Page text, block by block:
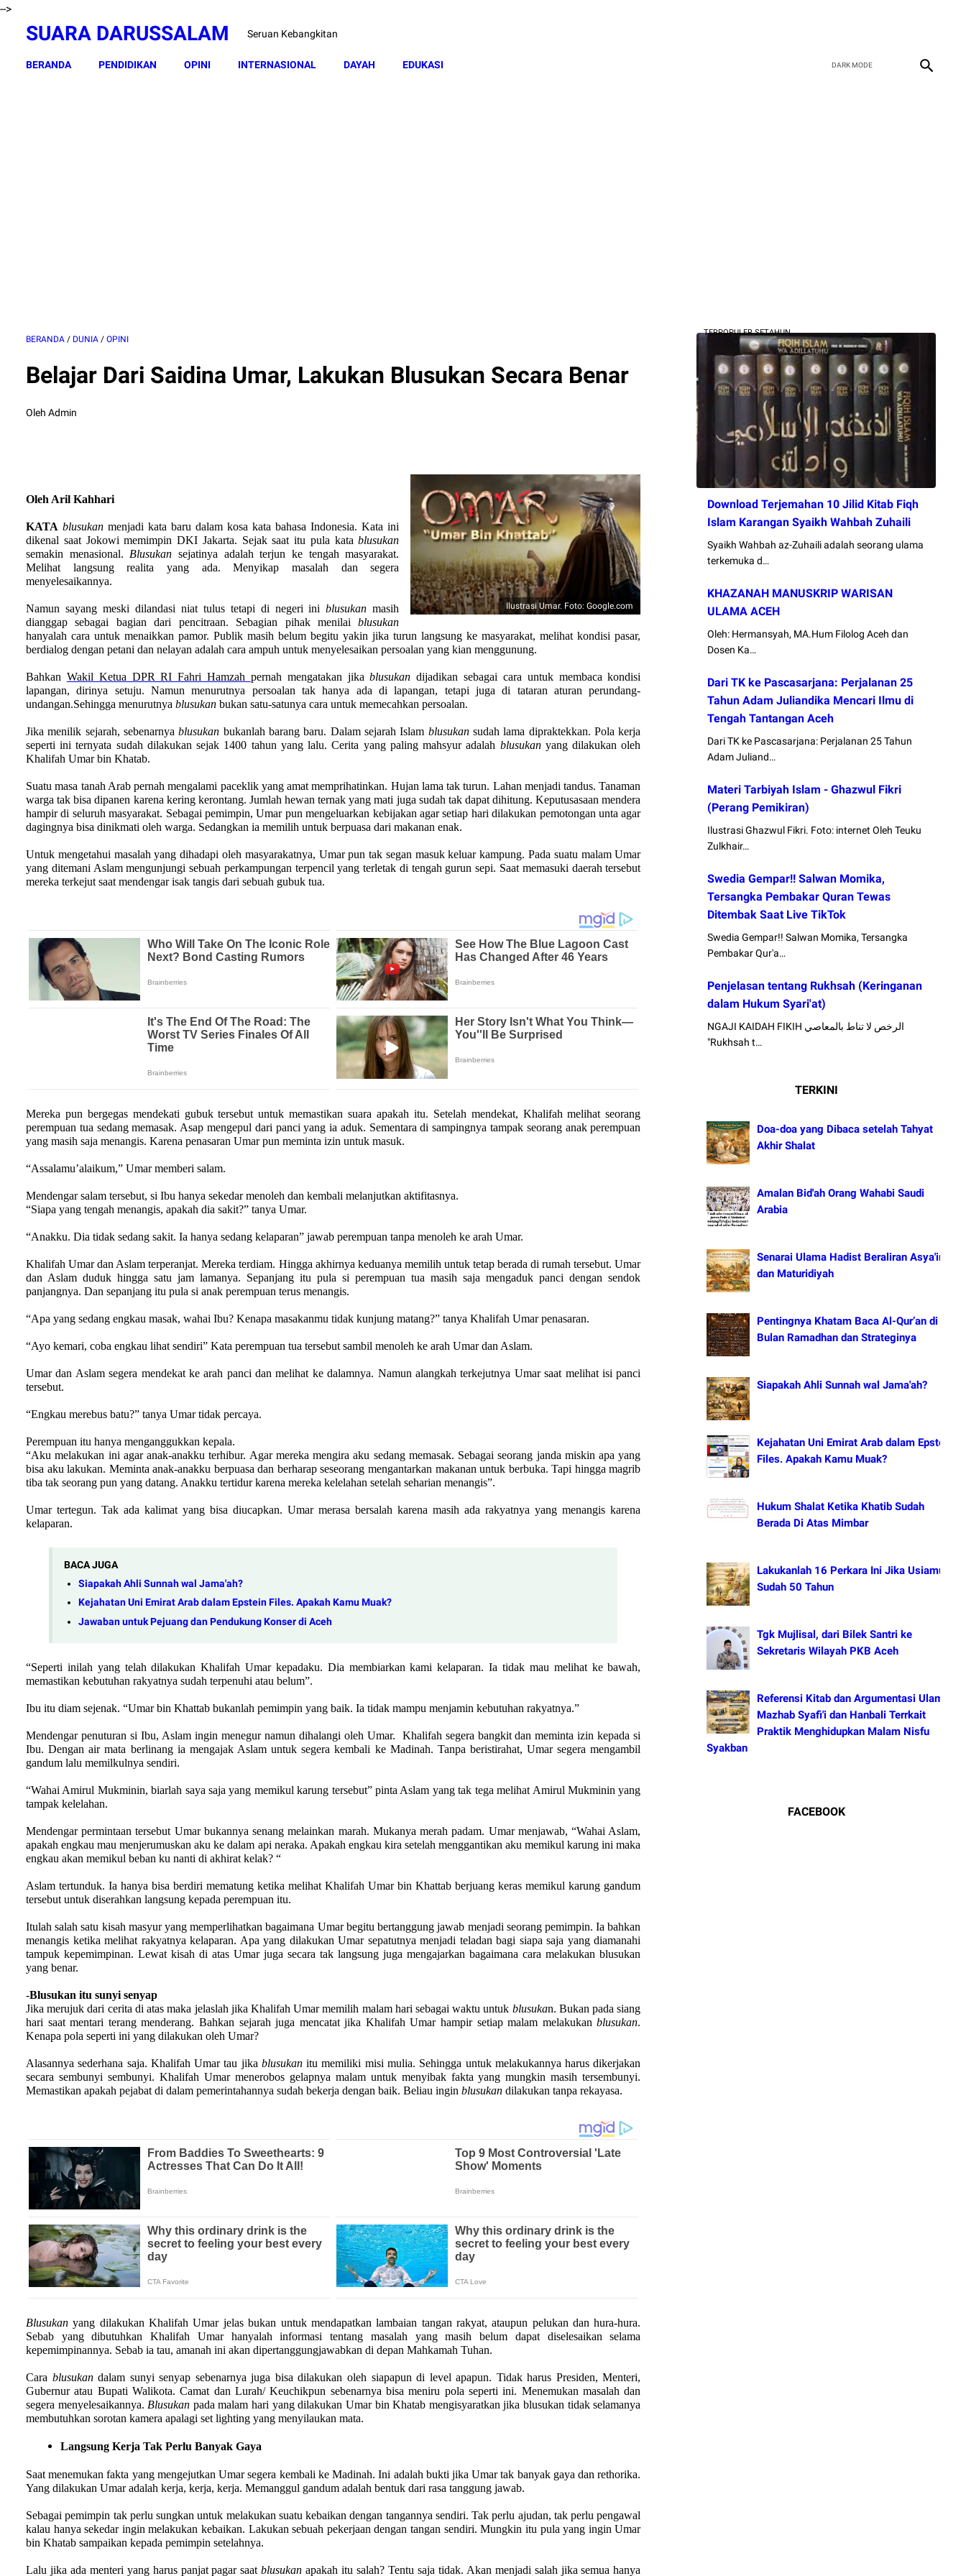
-->
SUARA DARUSSALAM Seruan Kebangkitan
BERANDA PENDIDIKAN OPINI INTERNASIONAL DAYAH EDUKASI
BERANDA / DUNIA / OPINI
Belajar Dari Saidina Umar, Lakukan Blusukan Secara Benar
Oleh Admin
Ilustrasi Umar. Foto: Google.com
Oleh Aril Kahhari
KATA blusukan menjadi kata baru dalam kosa kata bahasa Indonesia. Kata ini
dikenal saat Jokowi memimpin DKI Jakarta. Sejak saat itu pula katablusukan
semakin menasional. Blusukansejatinya adalah terjun ke tengah masyarakat.
Melihat langsung realita yang ada. Menyikap masalah dan segera
menyelesaikannya.
Namun sayang meski dilandasi niat tulus tetapi di negeri iniblusukan masih
dianggap sebagai bagian dari pencitraan. Sebagian pihak menilaiblusukan
hanyalah cara untuk menaikkan pamor. Publik masih belum begitu yakin jika turun langsung ke masyarakat, melihat kondisi pasar,
berdialog dengan petani dan nelayan adalah cara ampuh untuk menyelesaikan persoalan yang kian menggunung.
Bahkan Wakil Ketua DPR RI Fahri Hamzah pernah mengatakan jikablusukan dijadikan sebagai cara untuk membaca kondisi
lapangan, dirinya setuju. Namun menurutnya persoalan tak hanya ada di lapangan, tetapi juga di tataran aturan perundang-
undangan.Sehingga menurutnya blusukan bukan satu-satunya cara untuk memecahkan persoalan.
Jika menilik sejarah, sebenarnyablusukan bukanlah barang baru. Dalam sejarah Islam blusukansudah lama dipraktekkan. Pola kerja
seperti ini ternyata sudah dilakukan sejak 1400 tahun yang lalu. Cerita yang paling mahsyur adalah blusukan yang dilakukan oleh
Khalifah Umar bin Khatab.
Suatu masa tanah Arab pernah mengalami paceklik yang amat memprihatinkan. Hujan lama tak turun. Lahan menjadi tandus. Tanaman
warga tak bisa dipanen karena kering kerontang. Jumlah hewan ternak yang mati juga sudah tak dapat dihitung. Keputusasaan mendera
hampir di seluruh masyarakat. Sebagai pemimpin, Umar pun mengeluarkan kebijakan agar setiap hari dilakukan pemotongan unta agar
dagingnya bisa dinikmati oleh warga. Sedangkan ia memilih untuk berpuasa dari makanan enak.
Untuk mengetahui masalah yang dihadapi oleh masyarakatnya, Umar pun tak segan masuk keluar kampung. Pada suatu malam Umar
yang ditemani Aslam mengunjungi sebuah perkampungan terpencil yang terletak di tengah gurun sepi. Saat memasuki daerah tersebut
mereka terkejut saat mendengar isak tangis dari sebuah gubuk tua.
Mereka pun bergegas mendekati gubuk tersebut untuk memastikan suara apakah itu. Setelah mendekat, Khalifah melihat seorang
perempuan tua sedang memasak. Asap mengepul dari panci yang ia aduk. Sementara di sampingnya tampak seorang anak perempuan
yang masih saja menangis. Karena penasaran Umar pun meminta izin untuk masuk.
“Assalamu’alaikum,” Umar memberi salam.
Mendengar salam tersebut, si Ibu hanya sekedar menoleh dan kembali melanjutkan aktifitasnya.
“Siapa yang tengah menangis, apakah dia sakit?” tanya Umar.
“Anakku. Dia tidak sedang sakit. Ia hanya sedang kelaparan” jawab perempuan tanpa menoleh ke arah Umar.
Khalifah Umar dan Aslam terperanjat. Mereka terdiam. Hingga akhirnya keduanya memilih untuk tetap berada di rumah tersebut. Umar
dan Aslam duduk hingga satu jam lamanya. Sepanjang itu pula si perempuan tua masih saja mengaduk panci dengan sendok
panjangnya. Dan sepanjang itu pula si anak perempuan terus menangis.
“Apa yang sedang engkau masak, wahai Ibu? Kenapa masakanmu tidak kunjung matang?” tanya Khalifah Umar penasaran.
“Ayo kemari, coba engkau lihat sendiri” Kata perempuan tua tersebut sambil menoleh ke arah Umar dan Aslam.
Umar dan Aslam segera mendekat ke arah panci dan melihat ke dalamnya. Namun alangkah terkejutnya Umar saat melihat isi panci
tersebut.
“Engkau merebus batu?” tanya Umar tidak percaya.
Perempuan itu hanya menganggukkan kepala.
“Aku melakukan ini agar anak-anakku terhibur. Agar mereka mengira aku sedang memasak. Sebagai seorang janda miskin apa yang
bisa aku lakukan. Meminta anak-anakku berpuasa dan berharap seseorang mengantarkan makanan untuk berbuka. Tapi hingga magrib
tiba tak seorang pun yang datang. Anakku tertidur karena mereka kelelahan setelah seharian menangis”.
Umar tertegun. Tak ada kalimat yang bisa diucapkan. Umar merasa bersalah karena masih ada rakyatnya yang menangis karena
kelaparan.
BACA JUGA
Siapakah Ahli Sunnah wal Jama'ah?
Kejahatan Uni Emirat Arab dalam Epstein Files. Apakah Kamu Muak?
Jawaban untuk Pejuang dan Pendukung Konser di Aceh
“Seperti inilah yang telah dilakukan Khalifah Umar kepadaku. Dia membiarkan kami kelaparan. Ia tidak mau melihat ke bawah,
memastikan kebutuhan rakyatnya sudah terpenuhi atau belum”.
Ibu itu diam sejenak. “Umar bin Khattab bukanlah pemimpin yang baik. Ia tidak mampu menjamin kebutuhan rakyatnya.”
Mendengar penuturan si Ibu, Aslam ingin menegur namun dihalangi oleh Umar. Khalifah segera bangkit dan meminta izin kepada si
Ibu. Dengan air mata berlinang ia mengajak Aslam untuk segera kembali ke Madinah. Tanpa beristirahat, Umar segera mengambil
gandum lalu memilkulnya sendiri.
“Wahai Amirul Mukminin, biarlah saya saja yang memikul karung tersebut” pinta Aslam yang tak tega melihat Amirul Mukminin yang
tampak kelelahan.
Mendengar permintaan tersebut Umar bukannya senang melainkan marah. Mukanya merah padam. Umar menjawab, “Wahai Aslam,
apakah engkau mau menjerumuskan aku ke dalam api neraka. Apakah engkau kira setelah menggantikan aku memikul karung ini maka
engkau akan memikul beban ku nanti di akhirat kelak? “
Aslam tertunduk. Ia hanya bisa berdiri mematung ketika melihat Khalifah Umar bin Khattab berjuang keras memikul karung gandum
tersebut untuk diserahkan langsung kepada perempuan itu.
Itulah salah satu kisah masyur yang memperlihatkan bagaimana Umar begitu bertanggung jawab menjadi seorang pemimpin. Ia bahkan
menangis ketika melihat rakyatnya kelaparan. Apa yang dilakukan Umar sepatutnya menjadi teladan bagi siapa saja yang diamanahi
tampuk kepemimpinan. Lewat kisah di atas Umar juga secara tak langsung juga mengajarkan bagaimana cara melakukan blusukan
yang benar.
-Blusukan itu sunyi senyap
Jika merujuk dari cerita di atas maka jelaslah jika Khalifah Umar memilih malam hari sebagai waktu untuk blusukan. Bukan pada siang
hari saat mentari terang menderang. Bahkan sejarah juga mencatat jika Khalifah Umar hampir setiap malam melakukanblusukan.
Kenapa pola seperti ini yang dilakukan oleh Umar?
Alasannya sederhana saja. Khalifah Umar tau jika blusukanitu memiliki misi mulia. Sehingga untuk melakukannya harus dikerjakan
secara sembunyi sembunyi. Khalifah Umar menerobos gelapnya malam untuk menyibak fakta yang mungkin masih tersembunyi.
Memastikan apakah pejabat di dalam pemerintahannya sudah bekerja dengan baik. Beliau ingin blusukan dilakukan tanpa rekayasa.
Blusukan yang dilakukan Khalifah Umar jelas bukan untuk mendapatkan lambaian tangan rakyat, ataupun pelukan dan hura-hura.
Sebab yang dibutuhkan Khalifah Umar hanyalah informasi tentang masalah yang masih belum dapat diselesaikan selama
kepemimpinannya. Sebab ia tau, amanah ini akan dipertanggungjawabkan di depan Mahkamah Tuhan.
Cara blusukandalam sunyi senyap sebenarnya juga bisa dilakukan oleh siapapun di level apapun. Tidak harus Presiden, Menteri,
Gubernur atau Bupati Walikota. Camat dan Lurah/ Keuchikpun sebenarnya bisa meniru pola seperti ini. Menemukan masalah dan
segera menyelesaikannya. Blusukan pada malam hari yang dilakukan Umar bin Khatab mengisyaratkan jika blusukan tidak selamanya
membutuhkan sorotan kamera apalagi set lighting yang menyilaukan mata.
Langsung Kerja Tak Perlu Banyak Gaya
Saat menemukan fakta yang mengejutkan Umar segera kembali ke Madinah. Ini adalah bukti jika Umar tak banyak gaya dan rethorika.
Yang dilakukan Umar adalah kerja, kerja, kerja. Memanggul gandum adalah bentuk dari rasa tanggung jawab.
Sebagai pemimpin tak perlu sungkan untuk melakukan suatu kebaikan dengan tangannya sendiri. Tak perlu ajudan, tak perlu pengawal
kalau hanya sekedar ingin melakukan kebaikan. Lakukan sebuah pekerjaan dengan tangan sendiri. Mungkin itu pula yang ingin Umar
bin Khatab sampaikan kepada pemimpin setelahnya.
Lalu jika ada menteri yang harus panjat pagar saatblusukan apakah itu salah? Tentu saja tidak. Akan menjadi salah jika semua hanya
TERPOPULER SETAHUN
Download Terjemahan 10 Jilid Kitab Fiqh
Islam Karangan Syaikh Wahbah Zuhaili
Syaikh Wahbah az-Zuhaili adalah seorang ulama
terkemuka d…
KHAZANAH MANUSKRIP WARISAN
ULAMA ACEH
Oleh: Hermansyah, MA.Hum Filolog Aceh dan
Dosen Ka…
Dari TK ke Pascasarjana: Perjalanan 25
Tahun Adam Juliandika Mencari Ilmu di
Tengah Tantangan Aceh
Dari TK ke Pascasarjana: Perjalanan 25 Tahun
Adam Juliand…
Materi Tarbiyah Islam - Ghazwul Fikri
(Perang Pemikiran)
Ilustrasi Ghazwul Fikri. Foto: internet Oleh Teuku
Zulkhair…
Swedia Gempar!! Salwan Momika,
Tersangka Pembakar Quran Tewas
Ditembak Saat Live TikTok
Swedia Gempar!! Salwan Momika, Tersangka
Pembakar Qur'a…
Penjelasan tentang Rukhsah (Keringanan
dalam Hukum Syari'at)
NGAJI KAIDAH FIKIH الرخص لا تناط بالمعاصي
"Rukhsah t…
TERKINI
Doa-doa yang Dibaca setelah Tahyat
Akhir Shalat
Amalan Bid'ah Orang Wahabi Saudi
Arabia
Senarai Ulama Hadist Beraliran Asya'irah
dan Maturidiyah
Pentingnya Khatam Baca Al-Qur’an di
Bulan Ramadhan dan Strateginya
Siapakah Ahli Sunnah wal Jama'ah?
Kejahatan Uni Emirat Arab dalam Epstein
Files. Apakah Kamu Muak?
Hukum Shalat Ketika Khatib Sudah
Berada Di Atas Mimbar
Lakukanlah 16 Perkara Ini Jika Usiamu
Sudah 50 Tahun
Tgk Mujlisal, dari Bilek Santri ke
Sekretaris Wilayah PKB Aceh
Referensi Kitab dan Argumentasi Ulama
Mazhab Syafi'i dan Hanbali Terrkait
Praktik Menghidupkan Malam Nisfu
Syakban
FACEBOOK